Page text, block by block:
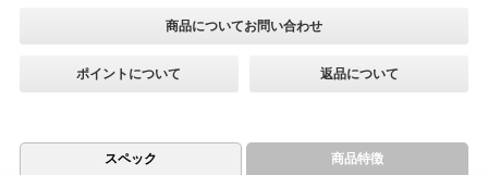
商品についてお問い合わせ
ポイントについて 返品について
スペック 商品特徴